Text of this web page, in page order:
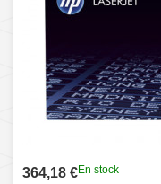
364,18 €En stock